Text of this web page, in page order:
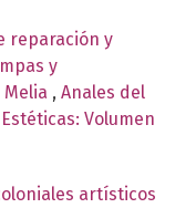
reparación y
y
, Anales del
Volumen
artísticos